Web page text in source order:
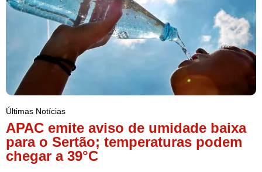
Últimas Notícias
APAC emite aviso de umidade baixa
para o Sertão; temperaturas podem
chegar a 39°C